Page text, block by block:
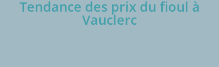
Tendance des prix du fioul à
Vauclerc